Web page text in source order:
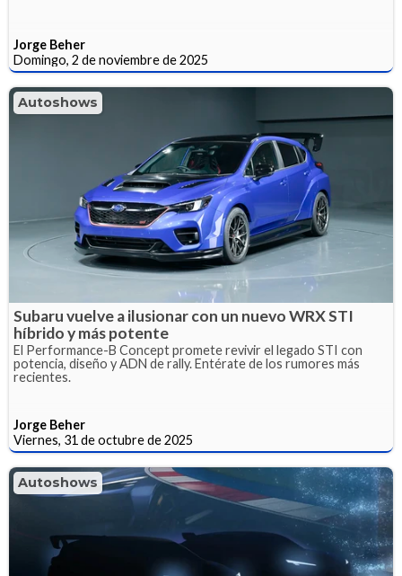
Jorge Beher
Domingo, 2 de noviembre de 2025
Autoshows
Subaru vuelve a ilusionar con un nuevo WRX STI
híbrido y más potente
El Performance-B Concept promete revivir el legado STI con
potencia, diseño y ADN de rally. Entérate de los rumores más
recientes.
Jorge Beher
Viernes, 31 de octubre de 2025
Autoshows